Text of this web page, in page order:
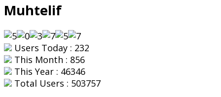
Muhtelif
Users Today : 232
This Month : 856
This Year : 46346
Total Users : 503757